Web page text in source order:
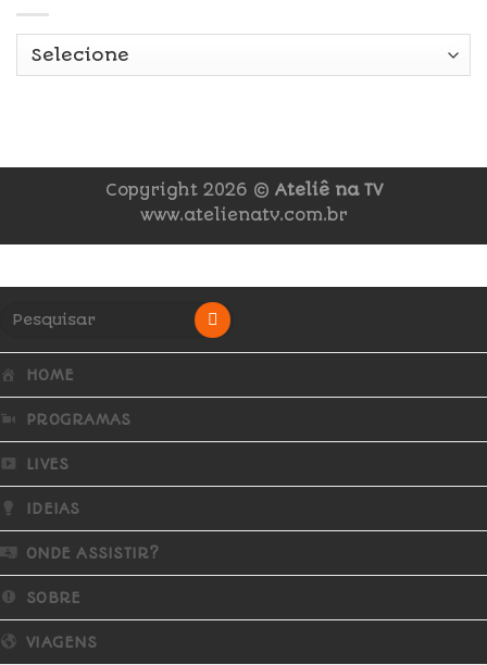
Copyright 2026 © Ateliê na TV
www.atelienatv.com.br
HOME
PROGRAMAS
LIVES
IDEIAS
ONDE ASSISTIR?
SOBRE
VIAGENS